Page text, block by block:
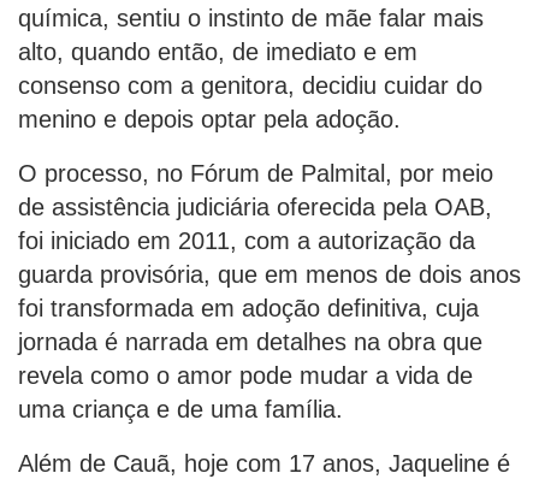
química, sentiu o instinto de mãe falar mais
alto, quando então, de imediato e em
consenso com a genitora, decidiu cuidar do
menino e depois optar pela adoção.
O processo, no Fórum de Palmital, por meio
de assistência judiciária oferecida pela OAB,
foi iniciado em 2011, com a autorização da
guarda provisória, que em menos de dois anos
foi transformada em adoção definitiva, cuja
jornada é narrada em detalhes na obra que
revela como o amor pode mudar a vida de
uma criança e de uma família.
Além de Cauã, hoje com 17 anos, Jaqueline é